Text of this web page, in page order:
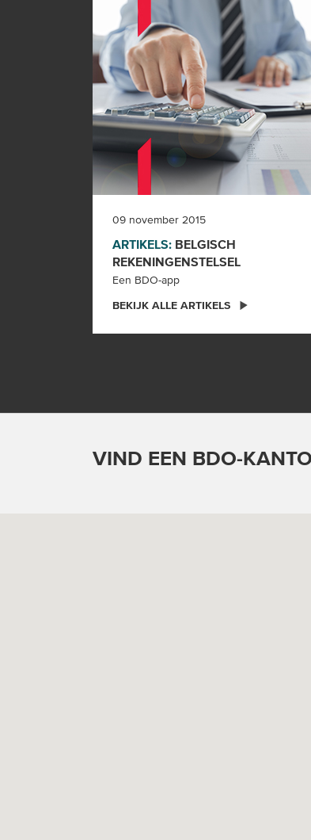
09 november 2015
ARTIKELS: BELGISCH
REKENINGENSTELSEL
Een BDO-app
BEKIJK ALLE ARTIKELS
VIND EEN BDO-